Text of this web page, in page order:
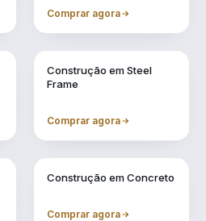
Comprar agora
Construção em Steel
Frame
Comprar agora
Construção em Concreto
Comprar agora